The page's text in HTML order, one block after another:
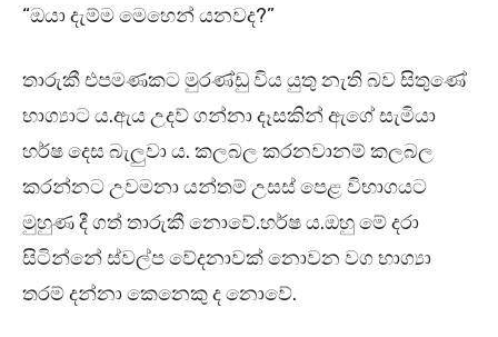
“ඔයා දැම්ම මෙහෙන් යනවද?”
තාරුකී එපමණකට මුරණ්ඩු විය යුතු නැති බව සිතුණේ
භාග්‍යාට ය.ඇය උදව් ගන්නා දෑසකින් ඇගේ සැමියා
හර්ෂ දෙස බැලුවා ය. කලබල කරනවානම් කලබල
කරන්නට උවමනා යන්තම් උසස් පෙළ විභාගයට
මුහුණ දී ගත් තාරුකී නොවේ.හර්ෂ ය.ඔහු මේ දරා
සිටින්නේ ස්වල්ප වේදනාවක් නොවන වග භාග්‍යා
තරම් දන්නා කෙනෙකු ද නොවේ.